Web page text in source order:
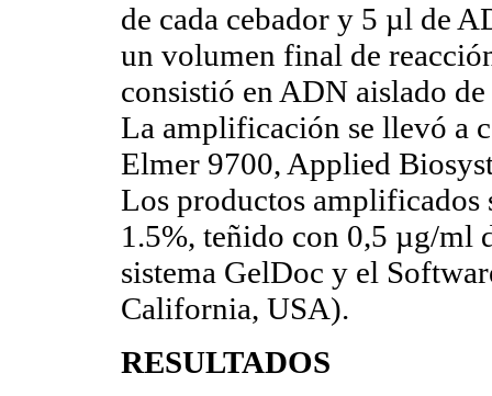
de cada cebador y 5 µl de
un volumen final de
consistió en ADN aislado
La amplificación se llevó a
Elmer 9700, Applied
Los productos amplificados
1.5%, teñido con 0,5 µg/ml
sistema GelDoc y el
California, USA).
RESULTADOS